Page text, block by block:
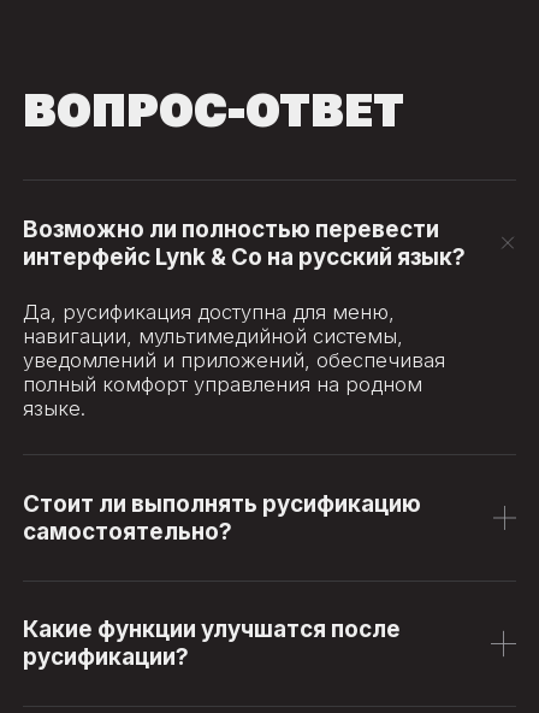
ВОПРОС-ОТВЕТ
Возможно ли полностью перевести
интерфейс Lynk & Co на русский язык?
Да, русификация доступна для меню,
навигации, мультимедийной системы,
уведомлений и приложений, обеспечивая
полный комфорт управления на родном
языке.
Стоит ли выполнять русификацию
самостоятельно?
Какие функции улучшатся после
русификации?